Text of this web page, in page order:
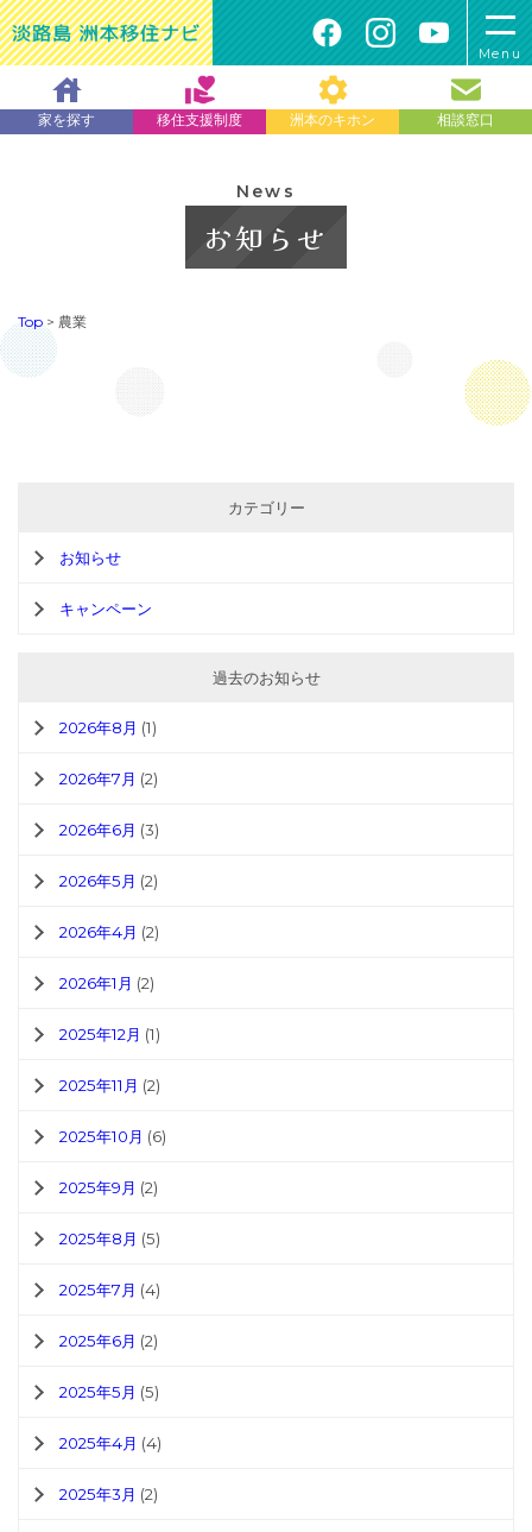
Menu
家を探す 移住支援制度 洲本のキホン 相談窓口
News
お知らせ
Top > 農業
カテゴリー
お知らせ
キャンペーン
過去のお知らせ
2026年8月 (1)
2026年7月 (2)
2026年6月 (3)
2026年5月 (2)
2026年4月 (2)
2026年1月 (2)
2025年12月 (1)
2025年11月 (2)
2025年10月 (6)
2025年9月 (2)
2025年8月 (5)
2025年7月 (4)
2025年6月 (2)
2025年5月 (5)
2025年4月 (4)
2025年3月 (2)